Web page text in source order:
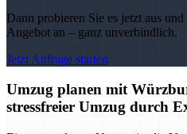
Dann probieren Sie es jetzt aus
Angebot an – ganz unverbindlich.
Jetzt Anfrage starten
Umzug planen mit
stressfreier Umzug durch